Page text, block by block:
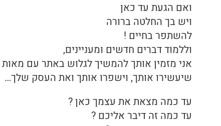
ואם הגעת עד כאן
ויש בך החלטה ברורה
להשתפר בחיים !
וללמוד דברים חדשים ומעניינים,
אני מזמין אותך להמשיך לגלוש באתר עם
שיעשירו אותך, וישפרו אותך ואת העסק שלך…
עד כמה מצאת את עצמך כאן ?
עד כמה זה דיבר אליכם ?